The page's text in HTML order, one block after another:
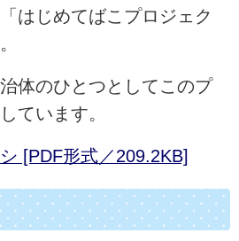
はじめてばこプロジェク
体のひとつとしてこのプ
ています。
[PDF形式／209.2KB]